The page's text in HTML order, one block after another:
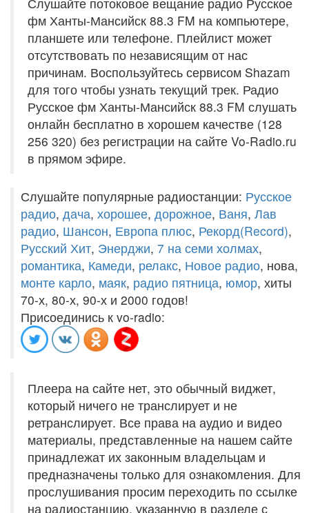
фм Ханты-Мансийск 88.3 FM на компьютере,
планшете или телефоне. Плейлист может
отсутствовать по независящим от нас
причинам. Воспользуйтесь сервисом Shazam
для того чтобы узнать текущий трек. Радио
Русское фм Ханты-Мансийск 88.3 FM слушать
онлайн бесплатно в хорошем качестве (128
256 320) без регистрации на сайте Vo-Radio.ru
в прямом эфире.
Слушайте популярные радиостанции: Русское
радио, дача, хорошее, дорожное, Ваня, Лав
радио, Шансон, Европа плюс, Рекорд(Record),
Русский Хит, Энерджи, 7 на семи холмах,
романтика, Камеди, релакс, Новое радио, нова,
монте карло, маяк, радио пятница, юмор, хиты
70-х, 80-х, 90-х и 2000 годов!
Присоединись к vo-radio:
Плеера на сайте нет, это обычный виджет,
который ничего не транслирует и не
ретранслирует. Все права на аудио и видео
материалы, представленные на нашем сайте
принадлежат их законным владельцам и
предназначены только для ознакомления. Для
прослушивания просим переходить по ссылке
на радиостанцию, указанную в разделе с